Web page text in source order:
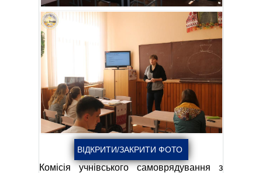
Комісія учнівського самоврядування з